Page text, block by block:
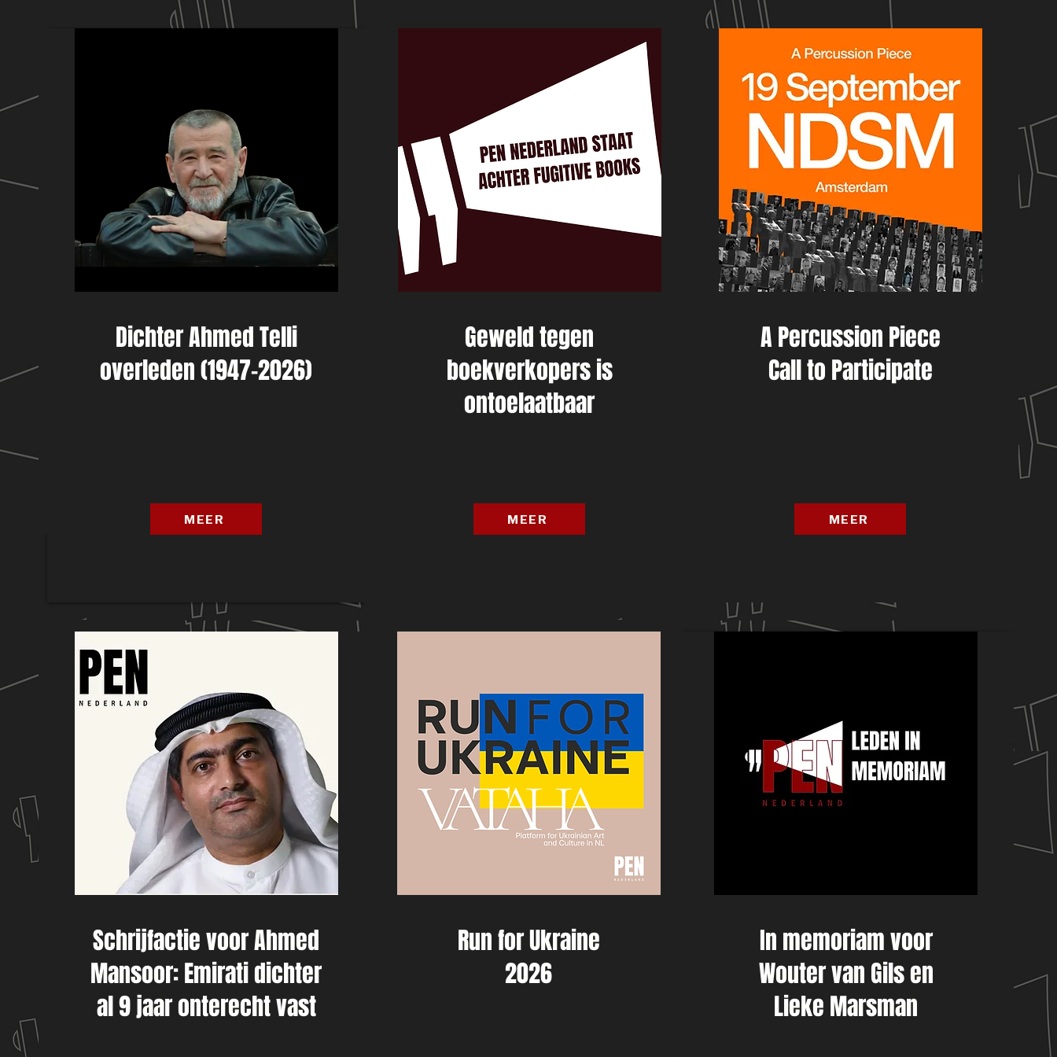
Dichter Ahmed Telli
overleden (1947-2026)
MEER
Geweld tegen
boekverkopers is
ontoelaatbaar
MEER
A Percussion Piece
Call to Participate
MEER
Schrijfactie voor Ahmed
Mansoor: Emirati dichter
al 9 jaar onterecht vast
Run for Ukraine
2026
In memoriam voor
Wouter van Gils en
Lieke Marsman